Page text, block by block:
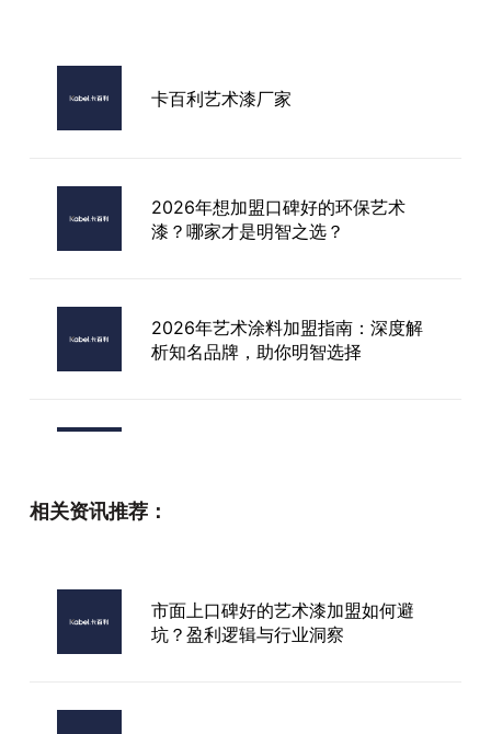
卡百利艺术漆厂家
2026年想加盟口碑好的环保艺术
漆？哪家才是明智之选？
2026年艺术涂料加盟指南：深度解
析知名品牌，助你明智选择
相关资讯推荐：
市面上口碑好的艺术漆加盟如何避
坑？盈利逻辑与行业洞察